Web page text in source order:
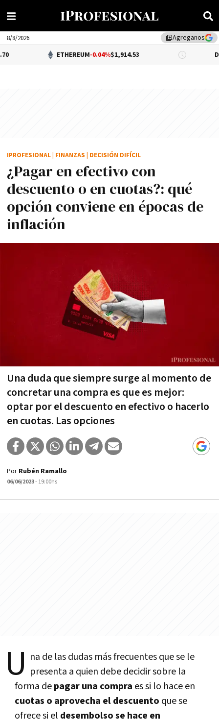
library_addAgreganos
8/8/2026
ETHEREUM-0.04%$1,914.53 DÓLAR BNA
¿Pagar en efectivo con
descuento o en cuotas?: qué
opción conviene en épocas de
inflación
Una duda que siempre surge al momento de
concretar una compra es que es mejor:
optar por el descuento en efectivo o hacerlo
en cuotas. Las opciones
IPROFESIONAL FINANZAS DECISIÓN DIFÍCIL
Por Rubén Ramallo
06/06/2023- 19:00hs
U na de las dudas más frecuentes que se le
presenta a quien debe decidir sobre la
forma depagar una compra es si lo hace en
cuotas o aprovecha el descuento que se
ofrece si el desembolso se hace en